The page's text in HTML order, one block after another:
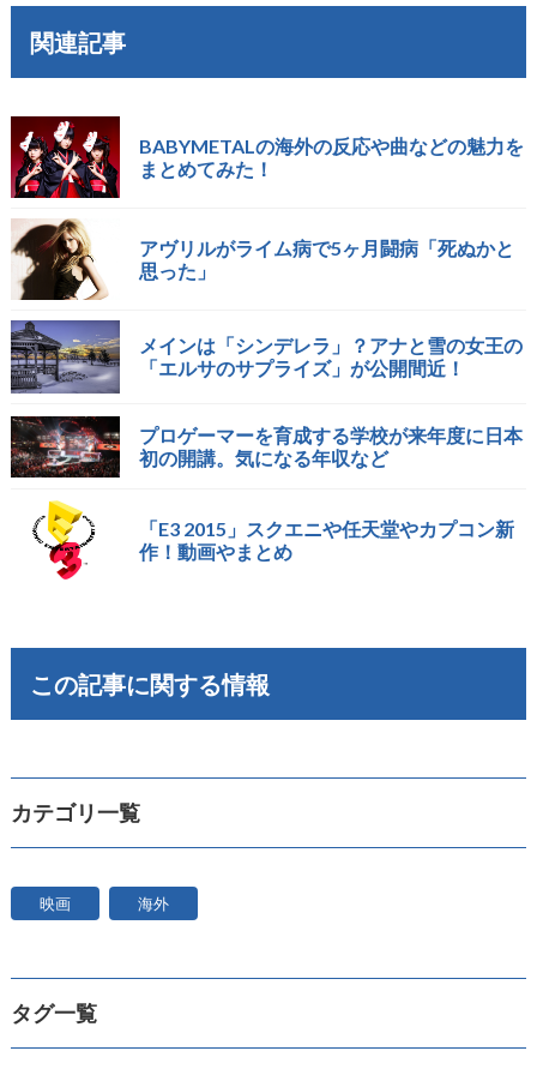
関連記事
BABYMETALの海外の反応や曲などの魅力を
まとめてみた！
アヴリルがライム病で5ヶ月闘病「死ぬかと
思った」
メインは「シンデレラ」？アナと雪の女王の
「エルサのサプライズ」が公開間近！
プロゲーマーを育成する学校が来年度に日本
初の開講。気になる年収など
「E3 2015」スクエニや任天堂やカプコン新
作！動画やまとめ
この記事に関する情報
カテゴリ一覧
映画 海外
タグ一覧